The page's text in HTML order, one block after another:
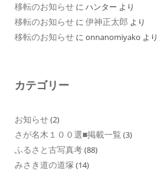
移転のお知らせ に ハンター より
移転のお知らせ に 伊神正太郎 より
移転のお知らせ に onnanomiyako より
カテゴリー
お知らせ(2)
さが名木１００選■掲載一覧 (3)
ふるさと古写真考(88)
みさき道の道塚 (14)